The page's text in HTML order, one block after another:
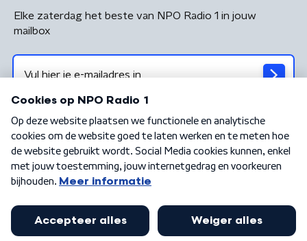
Elke zaterdag het beste van NPO Radio 1 in jouw
mailbox
Algemene voorwaarden